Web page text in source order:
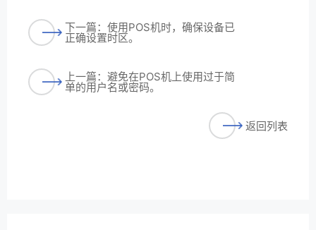
下一篇：使用POS机时，确保设备已
正确设置时区。
上一篇：避免在POS机上使用过于简
单的用户名或密码。
返回列表